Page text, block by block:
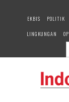
EKBIS
POLITIK
LINGKUNGAN